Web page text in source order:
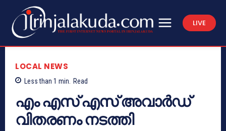
LIVE
LOCAL NEWS
Less than 1 min. Read
എം എസ് എസ് അവാര്‍ഡ്
വിതരണം നടത്തി